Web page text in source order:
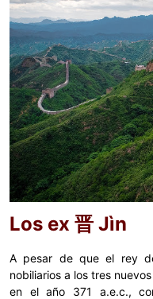
Los ex 晋 Jìn
A pesar de que el rey
nobiliarios a los tres
en el año 371 a.e.c.,